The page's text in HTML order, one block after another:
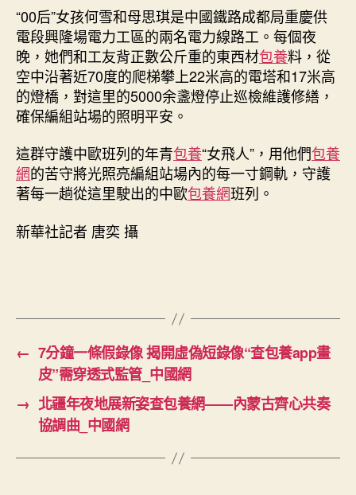
“00后”女孩何雪和母思琪是中國鐵路成都局重慶供
電段興隆場電力工區的兩名電力線路工。每個夜
晚，她們和工友背正數公斤重的東西材包養料，從
空中沿著近70度的爬梯攀上22米高的電塔和17米高
的燈橋，對這里的5000余盞燈停止巡檢維護修繕，
確保編組站場的照明平安。
這群守護中歐班列的年青包養“女飛人”，用他們包養
網的苦守將光照亮編組站場內的每一寸鋼軌，守護
著每一趟從這里駛出的中歐包養網班列。
新華社記者 唐奕 攝
← 7分鐘一條假錄像 揭開虛偽短錄像“查包養app畫
皮”需穿透式監管_中國網
→ 北疆年夜地展新姿查包養網——內蒙古齊心共奏
協調曲_中國網